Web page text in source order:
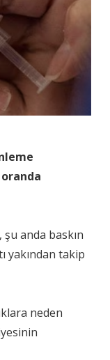
anda baskın
yakından takip
neden
Açıklama